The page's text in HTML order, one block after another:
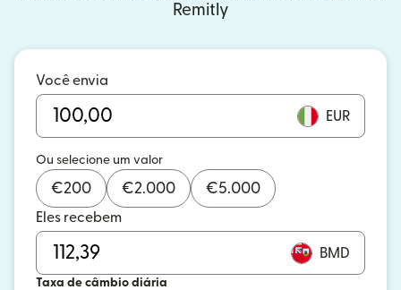
Remitly
Você envia
EUR
Ou selecione um valor
€200 €2.000 €5.000
Eles recebem
BMD
Taxa de câmbio diária